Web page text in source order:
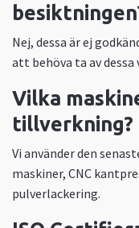
Nej, dessa är ej
att behöva ta av
Vilka
tillverkning?
Vi använder den
maskiner, CNC
pulverlackering.